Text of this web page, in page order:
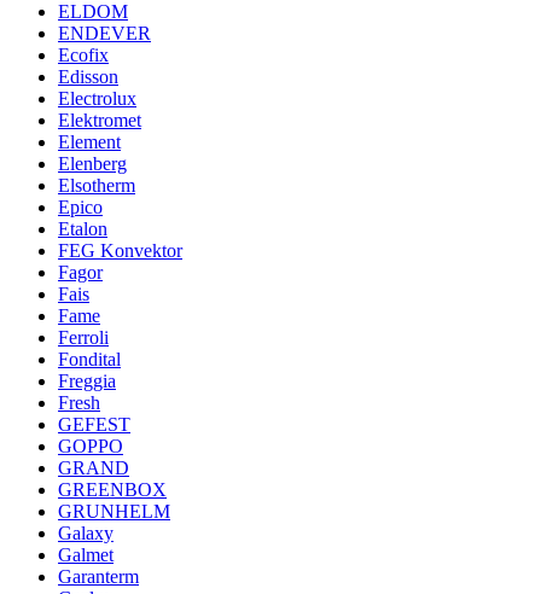
ELDOM
ENDEVER
Ecofix
Edisson
Electrolux
Elektromet
Element
Elenberg
Elsotherm
Epico
Etalon
FEG Konvektor
Fagor
Fais
Fame
Ferroli
Fondital
Freggia
Fresh
GEFEST
GOPPO
GRAND
GREENBOX
GRUNHELM
Galaxy
Galmet
Garanterm